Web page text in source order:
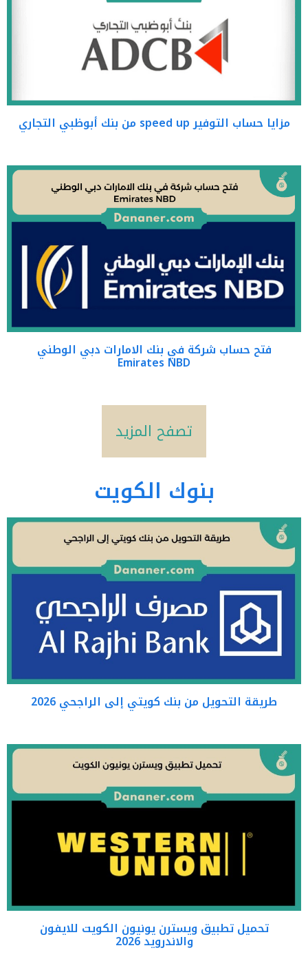
مزايا حساب التوفير speed up من بنك أبوظبي التجاري
فتح حساب شركة في بنك الامارات دبي الوطني
Emirates NBD
تصفح المزيد
بنوك الكويت
طريقة التحويل من بنك كويتي إلى الراجحي 2026
تحميل تطبيق ويسترن يونيون الكويت للايفون
والاندرويد 2026